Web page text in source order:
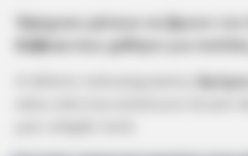
Έψαχναν μάταια να βρουν τον
δρόμος